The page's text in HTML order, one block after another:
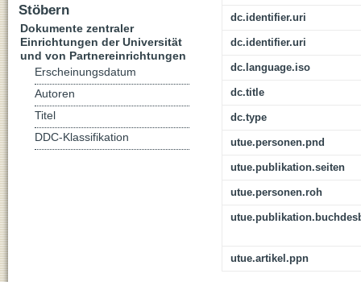
dc.identifier.uri
dc.identifier.uri
dc.language.iso
dc.title
dc.type
utue.personen.pnd
utue.publikation.seiten
utue.personen.roh
utue.artikel.ppn
Stöbern
Dokumente zentraler
Einrichtungen der Universität
und von Partnereinrichtungen
Erscheinungsdatum
Autoren
Titel
DDC-Klassifikation